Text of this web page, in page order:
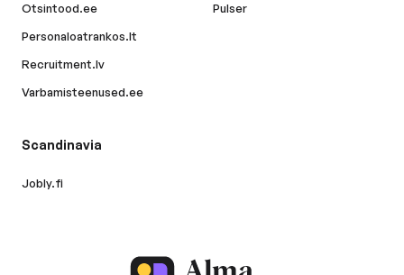
Otsintood.ee
Personaloatrankos.lt
Recruitment.lv
Varbamisteenused.ee
Pulser
Scandinavia
Jobly.fi